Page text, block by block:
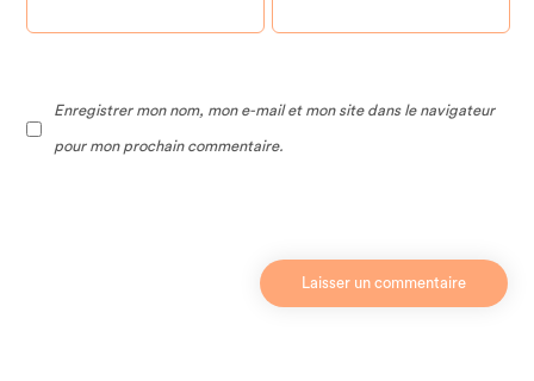
Enregistrer mon nom, mon e-mail et mon site dans le navigateur
pour mon prochain commentaire.